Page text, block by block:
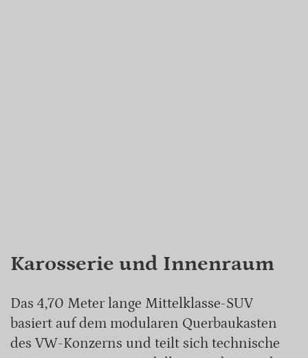
Karosserie und Innenraum
Das 4,70 Meter lange Mittelklasse-SUV
basiert auf dem modularen Querbaukasten
des VW-Konzerns und teilt sich technische